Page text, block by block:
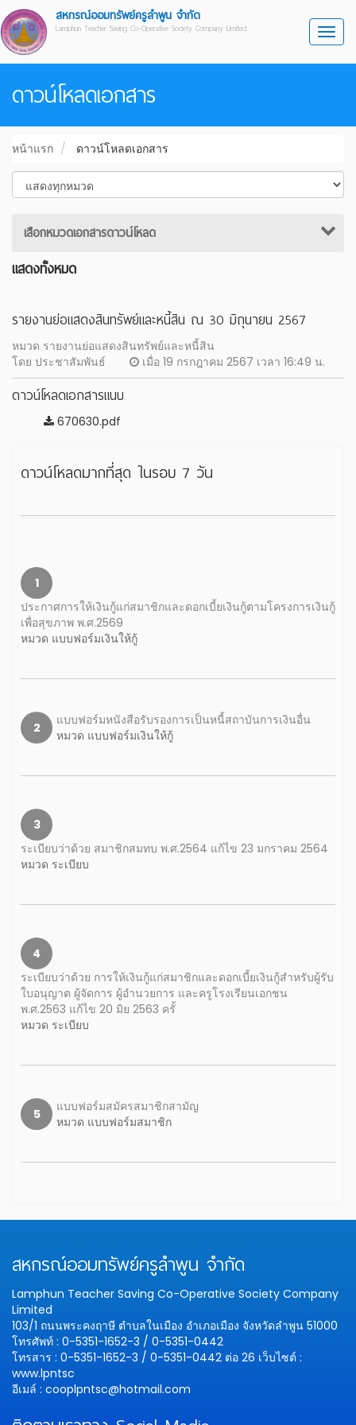
สหกรณ์ออมทรัพย์ครูลำพูน จำกัด
Lamphun Teacher Saving Co-Operative Society Company Limited
ดาวน์โหลดเอกสาร
หน้าแรก ดาวน์โหลดเอกสาร
เสือกหมวดเอกสารดาวน์โหลด
แสดงทั้งหมด
รายงานย่อแสดงสินทรัพย์และหนี้สิน ณ 30 มิถุนายน 2567
หมวด รายงานย่อแสดงสินทรัพย์และหนี้สิน
โดย ประชาสัมพันธ์
เมื่อ 19 กรกฎาคม 2567 เวลา 16:49 น.
ดาวน์โหลดเอกสารแนบ
670630.pdf
ดาวน์โหลดมากที่สุด ในรอบ 7 วัน
1
ประกาศการให้เงินกู้แก่สมาชิกและดอกเบี้ยเงินกู้ตามโครงการเงินกู้
เพื่อสุขภาพ พ.ศ.2569
หมวด แบบฟอร์มเงินให้กู้
2
แบบฟอร์มหนังสือรับรองการเป็นหนี้สถาบันการเงินอื่น
หมวด แบบฟอร์มเงินให้กู้
3
ระเบียบว่าด้วย สมาชิกสมทบ พ.ศ.2564 แก้ไข 23 มกราคม 2564
หมวด ระเบียบ
4
ระเบียบว่าด้วย การให้เงินกู้แก่สมาชิกและดอกเบี้ยเงินกู้สำหรับผู้รับ
ใบอนุญาต ผู้จัดการ ผู้อำนวยการ และครูโรงเรียนเอกชน
พ.ศ.2563 แก้ไข 20 มิย 2563 ครั้
หมวด ระเบียบ
5
แบบฟอร์มสมัครสมาชิกสามัญ
หมวด แบบฟอร์มสมาชิก
สหกรณ์ออมทรัพย์ครูลำพูน จำกัด
Lamphun Teacher Saving Co-Operative Society Company
Limited
103/1 ถนนพระคงฤาษี ตำบลในเมือง อำเภอเมือง จังหวัดลำพูน 51000
โทรศัพท์ : 0-5351-1652-3 / 0-5351-0442
โทรสาร : 0-5351-1652-3 / 0-5351-0442 ต่อ 26 เว็บไซต์ :
www.lpntsc
อีเมล์ : cooplpntsc@hotmail.com